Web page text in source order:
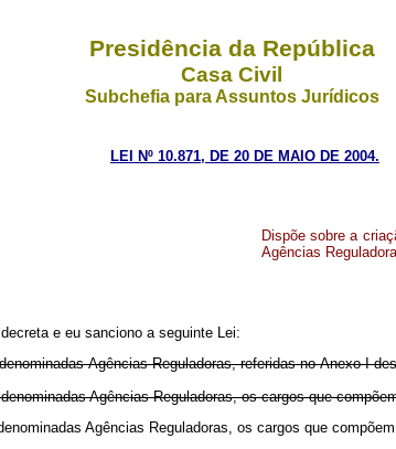
Presidência da República
Casa Civil
Subchefia para Assuntos Jurídicos
LEI Nº 10.871, DE 20 DE MAIO DE 2004.
Dispõe sobre a
Agências
e eu sanciono a seguinte Lei:
Agências Reguladoras, referidas no Anexo I
Agências Reguladoras, os cargos que
Agências Reguladoras, os cargos que